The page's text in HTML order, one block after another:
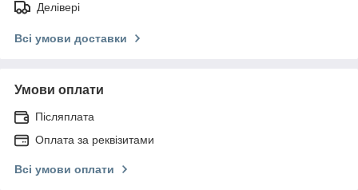
Делівері
Всі умови доставки
Умови оплати
Післяплата
Оплата за реквізитами
Всі умови оплати